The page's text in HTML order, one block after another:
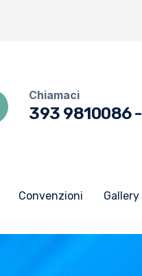
Chiamaci
393 9810086-
Convenzioni Gallery